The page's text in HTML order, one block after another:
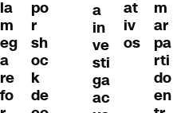
la
m
eg
a
re
fo
po
r
sh
oc
k
de
a
in
ve
sti
ga
ac
at
iv
os
m
ar
pa
rti
do
en